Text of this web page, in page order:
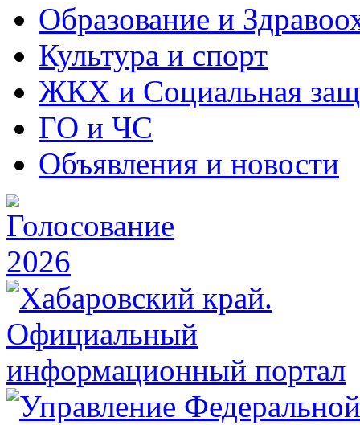
Образование и
Культура и спорт
ЖКХ и Социальная
ГО и ЧС
Объявления и новости